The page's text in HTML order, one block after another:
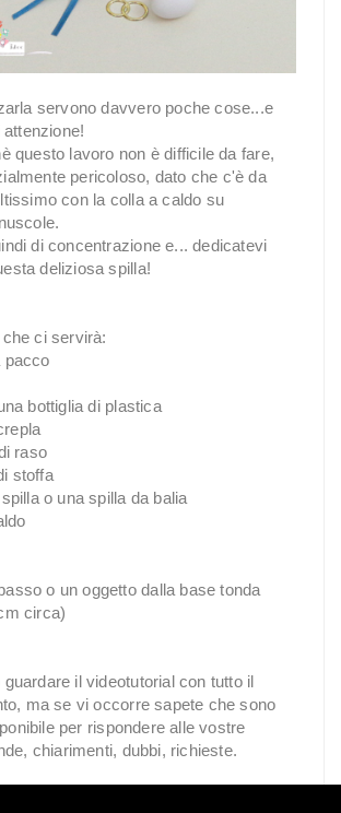
servono davvero poche cose...e
questo lavoro non è difficile da fare,
pericoloso, dato che c'è da
con la colla a caldo su
di concentrazione e... dedicatevi
deliziosa spilla!
ci servirà:
pacco
bottiglia di plastica
raso
stoffa
o una spilla da balia
o un oggetto dalla base tonda
circa)
il videotutorial con tutto il
ma se vi occorre sapete che sono
per rispondere alle vostre
chiarimenti, dubbi, richieste.